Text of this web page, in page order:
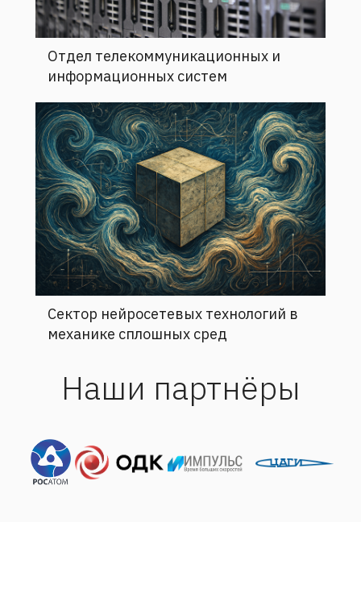
Отдел телекоммуникационных и
информационных систем
Сектор нейросетевых технологий в
механике сплошных сред
Наши партнёры